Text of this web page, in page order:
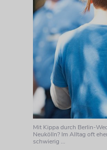
Mit Kippa durch Berlin-
Neukölln? Im Alltag oft
schwierig ...